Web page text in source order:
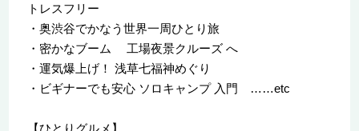
トレスフリー
・奥渋谷でかなう世界一周ひとり旅
・密かなブーム 工場夜景クルーズ へ
・運気爆上げ！ 浅草七福神めぐり
・ビギナーでも安心 ソロキャンプ 入門 ……etc
【ひとりグルメ】